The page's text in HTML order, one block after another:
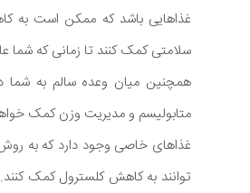
سلامتی کمک کنند تا زمانی که شما
همچنین میان وعده سالم به
متابولیسم و مدیریت وزن کمک
غذاهای خاصی وجود دارد که به
توانند به کاهش کلسترول کمک کنند.